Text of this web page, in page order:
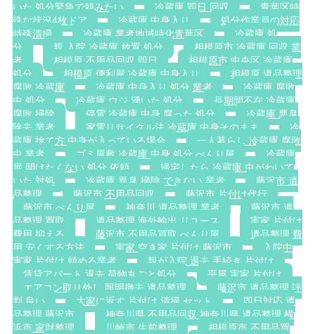
いた 処分緊急で頼みたい
冷蔵庫 即日 回収
青葉区特
殊な状況4枚ドア
冷蔵庫 中身入り
処分作業員の対応
特殊清掃
冷蔵庫 業者地域特化青葉区
冷蔵庫 処
分
親 入院 冷蔵庫 放置 処分
相模原市 冷蔵庫 回収 業
者
相模原 不用品回収 即日
相模原市 中央区 冷蔵庫
処分
相模原 便利屋 冷蔵庫 中身入り
相模原 遺品整理
腐敗 冷蔵庫
冷蔵庫 中身入り 処分 業者
冷蔵庫 腐敗
虫 処分
冷蔵庫 ウジ 湧いた 処分
長期間不在 冷蔵庫
腐敗 掃除
停電 冷蔵庫 中身 腐った 処分
冷蔵庫 悪臭
除去 業者
家電リサイクル法 冷蔵庫 中身そのまま
冷
蔵庫 捨て方 中身が入っている場合
一人暮らし 冷蔵庫 腐敗
虫 業者
ゴミ屋敷 冷蔵庫 中身 処分 べんり屋
冷蔵庫
扉 開けたくない 処分 依頼
帰宅したら 冷蔵庫 虫がわいて
いた 対処
冷蔵庫 異臭 掃除 できない 業者
藤沢市 遺
品整理
藤沢市 不用品回収
藤沢市 片付け代行
藤沢市 べんり屋
神奈川 遺品整理 業者
藤沢市 遺
品整理 買取
遺品整理 海外輸出 リユース
実家 片付け
費用 抑える
藤沢市 不用品買取 べんり屋
遺品整理 費
用 安くする方法
実家 空き家 片付け 藤沢市
入院中
実家 片付け 頼める業者
親が入院 退去 手続き 片付け
賃貸アパート 退去 荷物丸ごと処分
平屋 実家 片付け
エアコン取り外し 照明撤去 遺品整理
藤沢市 遺品整理 評
判 良い
大家に返す 片付け 清掃 セット
即日対応 遺
品整理 藤沢市
神奈川県 不用品回収 神奈川県 遺品整理 横
浜市 家財整理
川崎市 生前整理
相模原市 不用品買